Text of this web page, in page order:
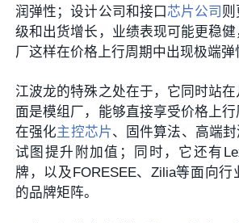
润弹性；设计公司和接口 芯片公司
级和出货增长，业绩表现可能更稳
厂这样在价格上行周期中出现极端弹
江波龙的特殊之处在于，它同时站
面是模组厂，能够直接享受价格上
在强化主控芯片、固件算法、高端封
试图提升附加值；同时，它还有
牌，以及FORESEE、Zilia等面向
的品牌矩阵。